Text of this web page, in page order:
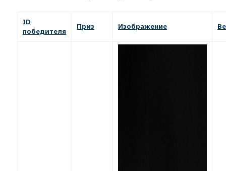
ID
победителя
Приз Изображение